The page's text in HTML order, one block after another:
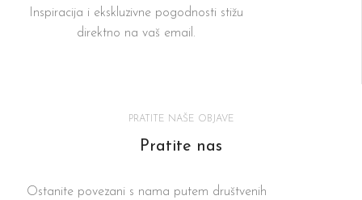
Inspiracija i ekskluzivne pogodnosti stižu
direktno na vaš email.
PRATITE NAŠE OBJAVE
Pratite nas
Ostanite povezani s nama putem društvenih